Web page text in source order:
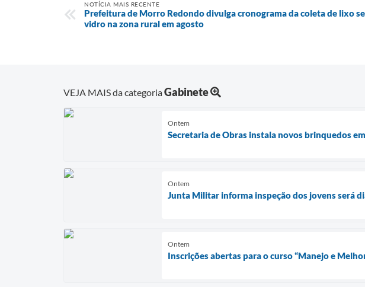
NOTÍCIA MAIS RECENTE
Prefeitura de Morro Redondo divulga cronograma da coleta de lixo
vidro na zona rural em agosto
VEJA MAIS da categoriaGabinete
Ontem
Secretaria de Obras instala novos brinquedos
Ontem
Junta Militar informa inspeção dos jovens será
Ontem
Inscrições abertas para o curso “Manejo e